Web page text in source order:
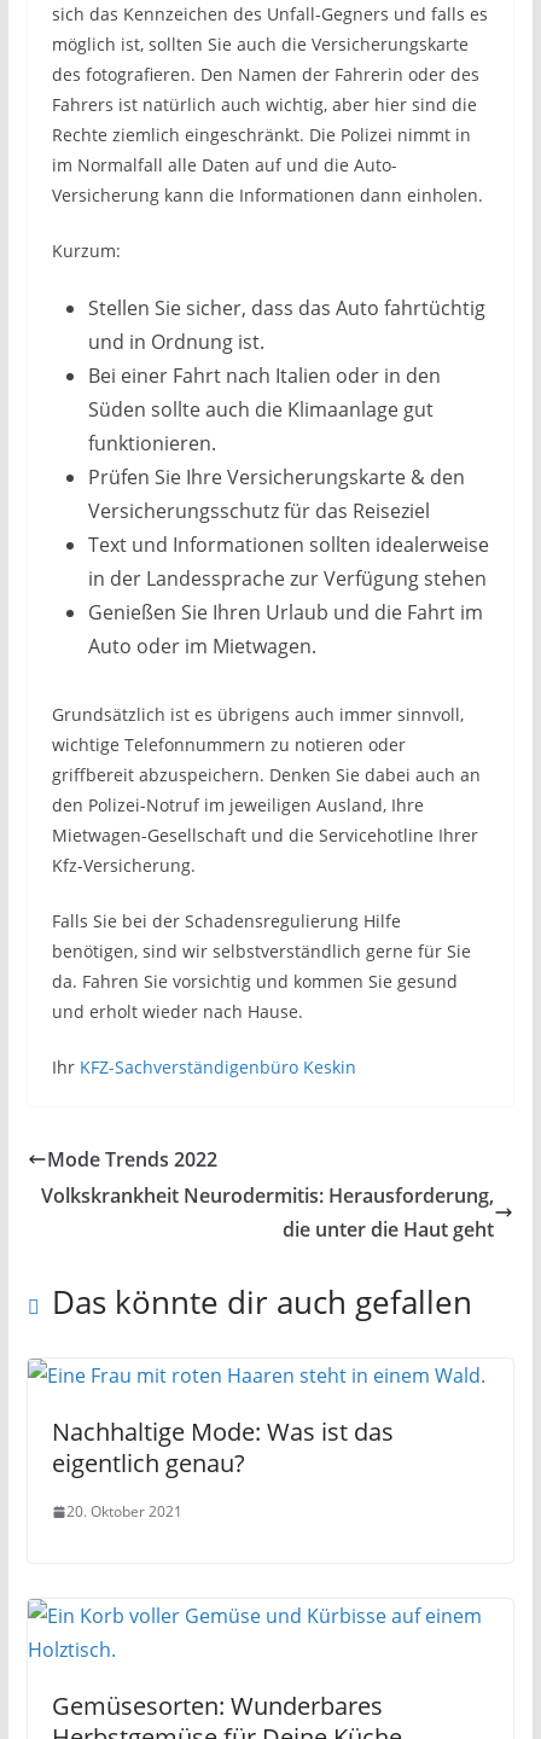
sich das Kennzeichen des Unfall-Gegners und falls es
möglich ist, sollten Sie auch die Versicherungskarte
des fotografieren. Den Namen der Fahrerin oder des
Fahrers ist natürlich auch wichtig, aber hier sind die
Rechte ziemlich eingeschränkt. Die Polizei nimmt in
im Normalfall alle Daten auf und die Auto-
Versicherung kann die Informationen dann einholen.
Kurzum:
Stellen Sie sicher, dass das Auto fahrtüchtig
und in Ordnung ist.
Bei einer Fahrt nach Italien oder in den
Süden sollte auch die Klimaanlage gut
funktionieren.
Prüfen Sie Ihre Versicherungskarte & den
Versicherungsschutz für das Reiseziel
Text und Informationen sollten idealerweise
in der Landessprache zur Verfügung stehen
Genießen Sie Ihren Urlaub und die Fahrt im
Auto oder im Mietwagen.
Grundsätzlich ist es übrigens auch immer sinnvoll,
wichtige Telefonnummern zu notieren oder
griffbereit abzuspeichern. Denken Sie dabei auch an
den Polizei-Notruf im jeweiligen Ausland, Ihre
Mietwagen-Gesellschaft und die Servicehotline Ihrer
Kfz-Versicherung.
Falls Sie bei der Schadensregulierung Hilfe
benötigen, sind wir selbstverständlich gerne für Sie
da. Fahren Sie vorsichtig und kommen Sie gesund
und erholt wieder nach Hause.
Ihr KFZ-Sachverständigenbüro Keskin
Mode Trends 2022
Volkskrankheit Neurodermitis: Herausforderung,
die unter die Haut geht
Das könnte dir auch gefallen
Nachhaltige Mode: Was ist das
eigentlich genau?
20. Oktober 2021
Gemüsesorten: Wunderbares